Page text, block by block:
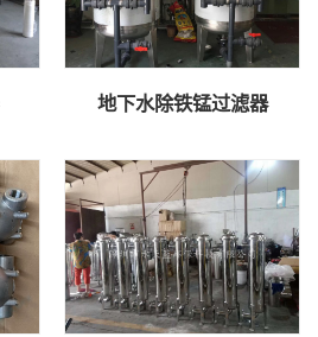
地下水除铁锰过滤器